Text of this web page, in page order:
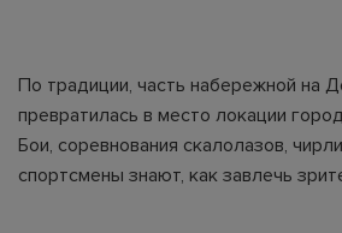
По традиции, часть набережной на
превратилась в место локации
Бои, соревнования скалолазов,
спортсмены знают, как завлечь